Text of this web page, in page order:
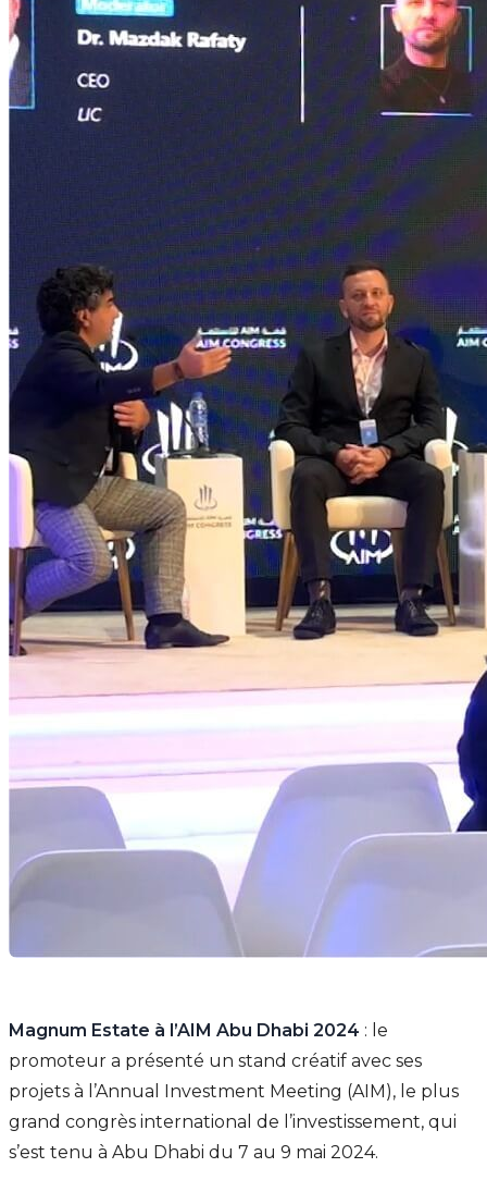
Magnum Estate à l’AIM Abu Dhabi 2024 : le
promoteur a présenté un stand créatif avec ses
projets à l’Annual Investment Meeting (AIM), le plus
grand congrès international de l’investissement, qui
s’est tenu à Abu Dhabi du 7 au 9 mai 2024.